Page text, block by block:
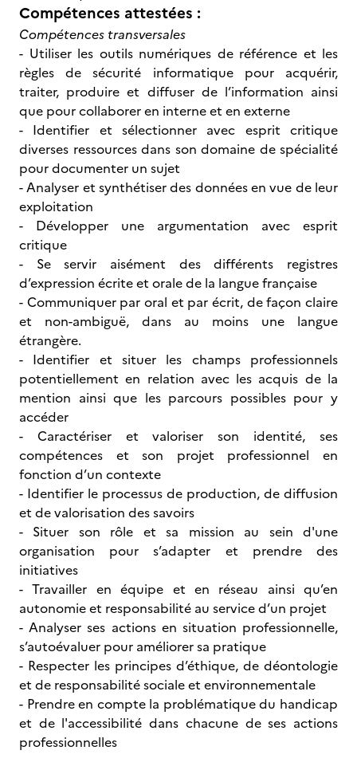
Compétences attestées :
Compétences transversales
- Utiliser les outils numériques de référence et les
règles de sécurité informatique pour acquérir,
traiter, produire et diffuser de l’information ainsi
que pour collaborer en interne et en externe
- Identifier et sélectionner avec esprit critique
diverses ressources dans son domaine de spécialité
pour documenter un sujet
- Analyser et synthétiser des données en vue de leur
exploitation
- Développer une argumentation avec esprit
critique
- Se servir aisément des différents registres
d’expression écrite et orale de la langue française
- Communiquer par oral et par écrit, de façon claire
et non-ambiguë, dans au moins une langue
étrangère.
- Identifier et situer les champs professionnels
potentiellement en relation avec les acquis de la
mention ainsi que les parcours possibles pour y
accéder
- Caractériser et valoriser son identité, ses
compétences et son projet professionnel en
fonction d’un contexte
- Identifier le processus de production, de diffusion
et de valorisation des savoirs
- Situer son rôle et sa mission au sein d'une
organisation pour s’adapter et prendre des
initiatives
- Travailler en équipe et en réseau ainsi qu’en
autonomie et responsabilité au service d’un projet
- Analyser ses actions en situation professionnelle,
s’autoévaluer pour améliorer sa pratique
- Respecter les principes d’éthique, de déontologie
et de responsabilité sociale et environnementale
- Prendre en compte la problématique du handicap
et de l'accessibilité dans chacune de ses actions
professionnelles